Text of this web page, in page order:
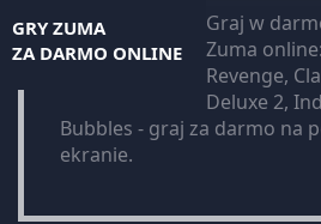
GRY ZUMA
ZA DARMO ONLINE
Graj w
Zuma
Revenge,
Deluxe 2,
Bubbles - graj za darmo na
ekranie.